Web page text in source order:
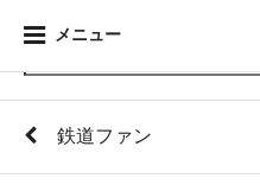
メニュー
鉄道ファン